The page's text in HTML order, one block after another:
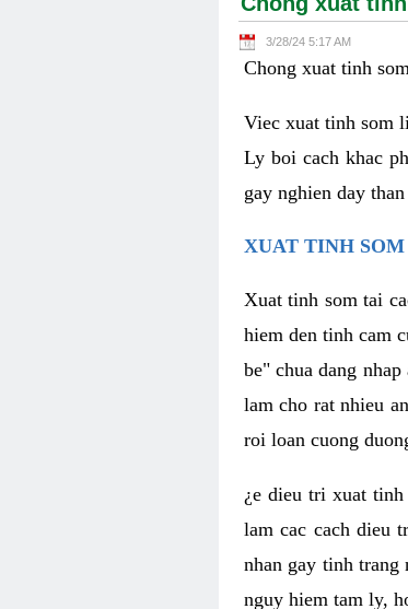
3/28/24 5:17 AM
Chong xuat tinh
Viec xuat tinh som
Ly boi cach khac
gay nghien day
XUAT TINH
Xuat tinh som tai
hiem den tinh cam
be" chua dang
lam cho rat nhieu
roi loan cuong
¿e dieu tri xuat
lam cac cach dieu
nhan gay tinh trang
nguy hiem tam ly,